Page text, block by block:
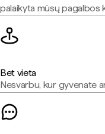
palaikyta mūsų pagalbos
Bet vieta
Nesvarbu, kur gyvenate